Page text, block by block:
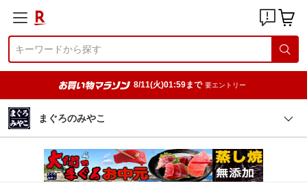
8/11(火)01:59まで 要エントリー
まぐろのみやこ